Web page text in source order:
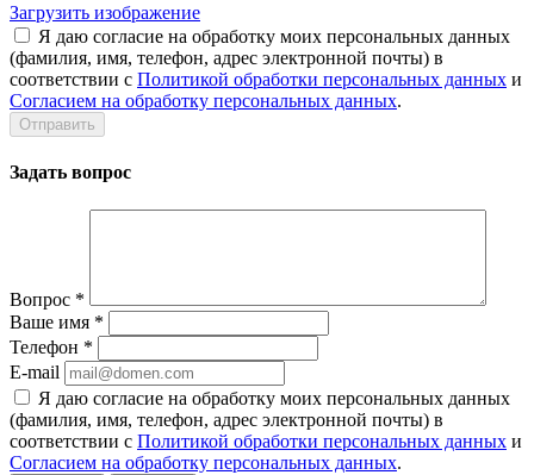
Загрузить изображение
Я даю согласие на обработку моих персональных данных
(фамилия, имя, телефон, адрес электронной почты) в
соответствии с Политикой обработки персональных данных и
Согласием на обработку персональных данных.
Задать вопрос
Вопрос *
Ваше имя *
Телефон *
E-mail
Я даю согласие на обработку моих персональных данных
(фамилия, имя, телефон, адрес электронной почты) в
соответствии с Политикой обработки персональных данных и
Согласием на обработку персональных данных.